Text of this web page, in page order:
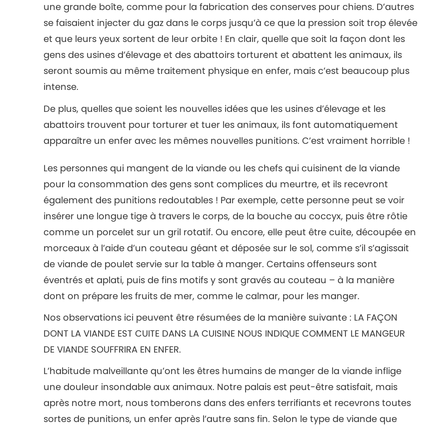
une grande boîte, comme pour la fabrication des conserves pour chiens. D’autres
se faisaient injecter du gaz dans le corps jusqu’à ce que la pression soit trop élevée
et que leurs yeux sortent de leur orbite ! En clair, quelle que soit la façon dont les
gens des usines d’élevage et des abattoirs torturent et abattent les animaux, ils
seront soumis au même traitement physique en enfer, mais c’est beaucoup plus
intense.
De plus, quelles que soient les nouvelles idées que les usines d’élevage et les
abattoirs trouvent pour torturer et tuer les animaux, ils font automatiquement
apparaître un enfer avec les mêmes nouvelles punitions. C’est vraiment horrible !
Les personnes qui mangent de la viande ou les chefs qui cuisinent de la viande
pour la consommation des gens sont complices du meurtre, et ils recevront
également des punitions redoutables ! Par exemple, cette personne peut se voir
insérer une longue tige à travers le corps, de la bouche au coccyx, puis être rôtie
comme un porcelet sur un gril rotatif. Ou encore, elle peut être cuite, découpée en
morceaux à l’aide d’un couteau géant et déposée sur le sol, comme s’il s’agissait
de viande de poulet servie sur la table à manger. Certains offenseurs sont
éventrés et aplati, puis de fins motifs y sont gravés au couteau – à la manière
dont on prépare les fruits de mer, comme le calmar, pour les manger.
Nos observations ici peuvent être résumées de la manière suivante : LA FAÇON
DONT LA VIANDE EST CUITE DANS LA CUISINE NOUS INDIQUE COMMENT LE MANGEUR
DE VIANDE SOUFFRIRA EN ENFER.
L’habitude malveillante qu’ont les êtres humains de manger de la viande inflige
une douleur insondable aux animaux. Notre palais est peut-être satisfait, mais
après notre mort, nous tomberons dans des enfers terrifiants et recevrons toutes
sortes de punitions, un enfer après l’autre sans fin. Selon le type de viande que